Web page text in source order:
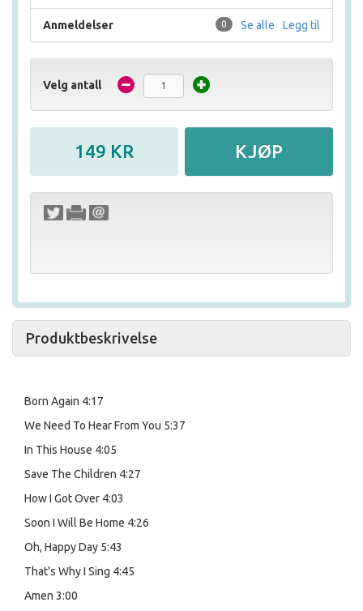
Legg til
Se alle
0
Anmeldelser
Velg antall
Produktbeskrivelse
Born Again 4:17
We Need To Hear From You 5:37
In This House 4:05
Save The Children 4:27
How I Got Over 4:03
Soon I Will Be Home 4:26
Oh, Happy Day 5:43
That's Why I Sing 4:45
Amen 3:00